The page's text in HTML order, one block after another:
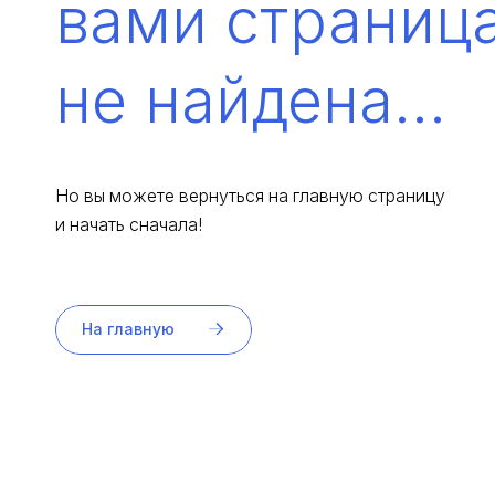
вами
не найдена...
Но вы можете вернуться на главную страницу
и начать сначала!
На главную